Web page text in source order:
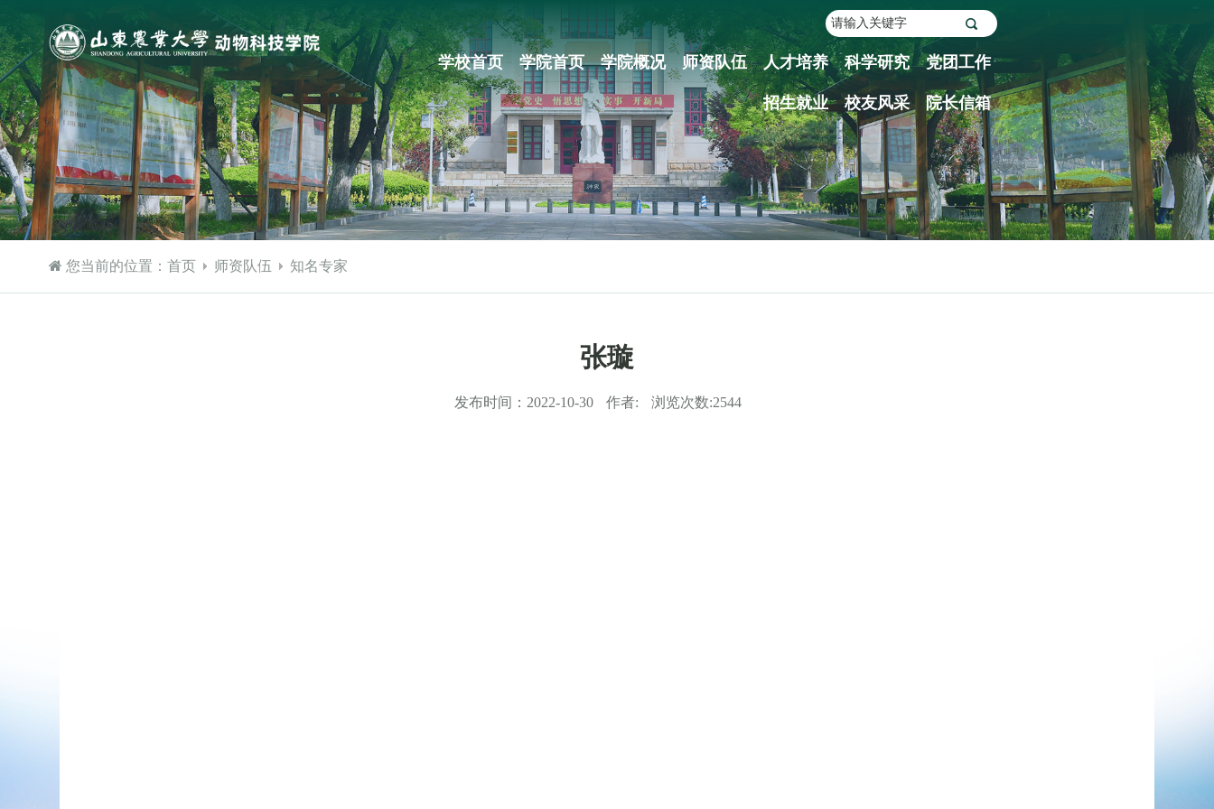
学校首页 学院首页 学院概况 师资队伍 人才培养 科学研究 党团工作
招生就业 校友风采 院长信箱
您当前的位置： 首页 师资队伍 知名专家
张璇
发布时间： 2022-10-30 作者: 浏览次数:2544